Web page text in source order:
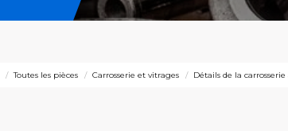
Toutes les pièces Carrosserie et vitrages Détails de la